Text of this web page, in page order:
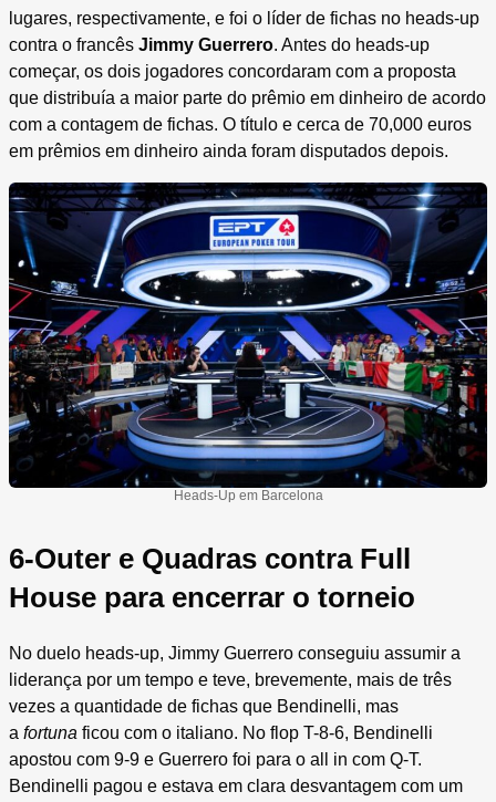
lugares, respectivamente, e foi o líder de fichas no heads-up
contra o francês Jimmy Guerrero. Antes do heads-up
começar, os dois jogadores concordaram com a proposta
que distribuía a maior parte do prêmio em dinheiro de acordo
com a contagem de fichas. O título e cerca de 70,000 euros
em prêmios em dinheiro ainda foram disputados depois.
Heads-Up em Barcelona
6-Outer e Quadras contra Full
House para encerrar o torneio
No duelo heads-up, Jimmy Guerrero conseguiu assumir a
liderança por um tempo e teve, brevemente, mais de três
vezes a quantidade de fichas que Bendinelli, mas
a fortuna ficou com o italiano. No flop T-8-6, Bendinelli
apostou com 9-9 e Guerrero foi para o all in com Q-T.
Bendinelli pagou e estava em clara desvantagem com um